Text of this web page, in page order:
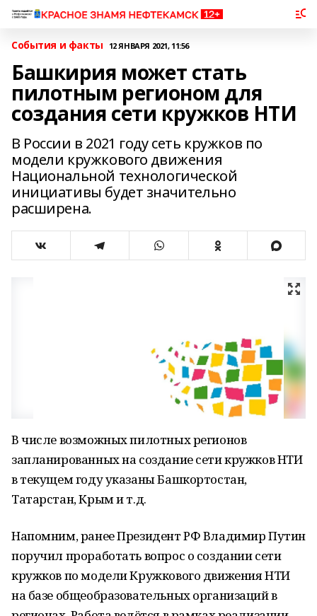
События и факты 12 ЯНВАРЯ 2021, 11:56
Башкирия может стать
пилотным регионом для
создания сети кружков НТИ
В России в 2021 году сеть кружков по
модели кружкового движения
Национальной технологической
инициативы будет значительно
расширена.
В числе возможных пилотных регионов
запланированных на создание сети кружков НТИ
в текущем году указаны Башкортостан,
Татарстан, Крым и т.д.
Напомним, ранее Президент РФ Владимир Путин
поручил проработать вопрос о создании сети
кружков по модели Кружкового движения НТИ
на базе общеобразовательных организаций в